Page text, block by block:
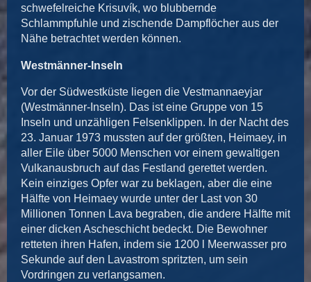
schwefelreiche Krisuvík, wo blubbernde
Schlammpfuhle und zischende Dampflöcher aus der
Nähe betrachtet werden können.
Westmänner-Inseln
Vor der Südwestküste liegen die Vestmannaeyjar
(Westmänner-Inseln). Das ist eine Gruppe von 15
Inseln und unzähligen Felsenklippen. In der Nacht des
23. Januar 1973 mussten auf der größten, Heimaey, in
aller Eile über 5000 Menschen vor einem gewaltigen
Vulkanausbruch auf das Festland gerettet werden.
Kein einziges Opfer war zu beklagen, aber die eine
Hälfte von Heimaey wurde unter der Last von 30
Millionen Tonnen Lava begraben, die andere Hälfte mit
einer dicken Ascheschicht bedeckt. Die Bewohner
retteten ihren Hafen, indem sie 1200 l Meerwasser pro
Sekunde auf den Lavastrom spritzten, um sein
Vordringen zu verlangsamen.